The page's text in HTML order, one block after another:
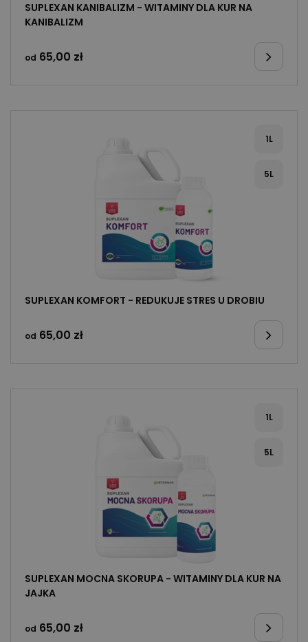
SUPLEXAN KANIBALIZM - WITAMINY DLA KUR NA
KANIBALIZM
od 65,00 zł
1L
5L
SUPLEXAN KOMFORT - REDUKUJE STRES U DROBIU
od 65,00 zł
1L
5L
SUPLEXAN MOCNA SKORUPA - WITAMINY DLA KUR NA
JAJKA
od 65,00 zł